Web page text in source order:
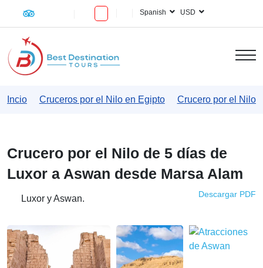
Spanish USD
Incio Cruceros por el Nilo en Egipto Crucero por el Nilo
Crucero por el Nilo de 5 días de
Luxor a Aswan desde Marsa Alam
Luxor y Aswan. Descargar PDF